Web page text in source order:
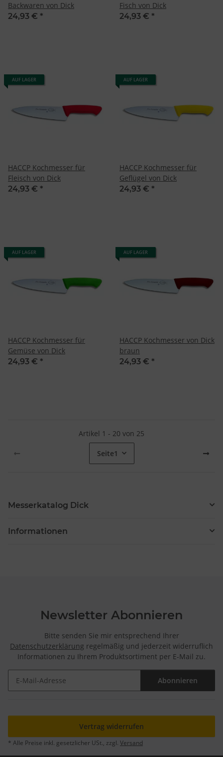
Backwaren von Dick
24,93 € *
Fisch von Dick
24,93 € *
AUF LAGER
HACCP Kochmesser für
Fleisch von Dick
24,93 € *
AUF LAGER
HACCP Kochmesser für
Geflügel von Dick
24,93 € *
AUF LAGER
HACCP Kochmesser für
Gemüse von Dick
24,93 € *
AUF LAGER
HACCP Kochmesser von Dick
braun
24,93 € *
Artikel 1 - 20 von 25
Seite1
Messerkatalog Dick
Informationen
Newsletter Abonnieren
Bitte senden Sie mir entsprechend Ihrer
Datenschutzerklärung regelmäßig und jederzeit widerruflich
Informationen zu Ihrem Produktsortiment per E-Mail zu.
Abonnieren
Vertrag widerrufen
* Alle Preise inkl. gesetzlicher USt., zzgl. Versand